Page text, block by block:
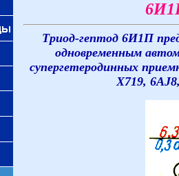
Триод-гептод 6И1П
одновременным
супергетеродинных
X719,